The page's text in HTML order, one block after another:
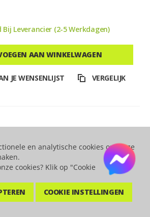
Leverancier (2-5 Werkdagen)
AAN WINKELWAGEN
JE WENSENLIJST VERGELIJK
en analytische cookies om onze
cookies? Klik op "Cookie
COOKIE INSTELLINGEN